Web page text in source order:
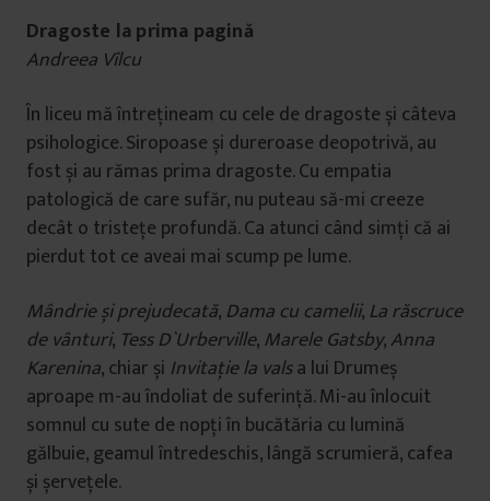
Dragoste la prima pagină
Andreea Vîlcu
În liceu mă întrețineam cu cele de dragoste și câteva
psihologice. Siropoase și dureroase deopotrivă, au
fost și au rămas prima dragoste. Cu empatia
patologică de care sufăr, nu puteau să-mi creeze
decât o tristețe profundă. Ca atunci când simți că ai
pierdut tot ce aveai mai scump pe lume.
Mândrie și prejudecată, Dama cu camelii, La răscruce
de vânturi, Tess D`Urberville,Marele Gatsby,Anna
Karenina, chiar și Invitație la valsa lui Drumeș
aproape m-au îndoliat de suferință. Mi-au înlocuit
somnul cu sute de nopți în bucătăria cu lumină
gălbuie, geamul întredeschis, lângă scrumieră, cafea
și șervețele.